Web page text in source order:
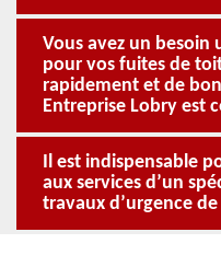
Vous avez un besoin
pour vos fuites de
rapidement et de
Entreprise Lobry est
Il est indispensable
aux services d’un
travaux d’urgence